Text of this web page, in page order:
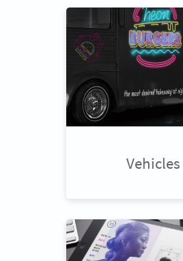
Vehicles